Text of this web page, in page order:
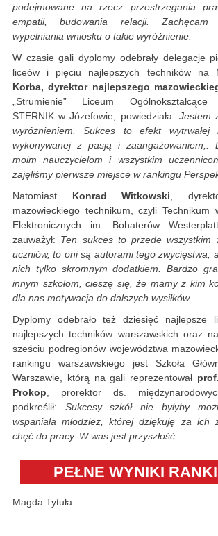
podejmowane na rzecz przestrzegania
empatii, budowania relacji. Zachęcam
wypełniania wniosku o takie wyróżnienie.
W czasie gali dyplomy odebrały delegacje
liceów i pięciu najlepszych techników na
Korba, dyrektor najlepszego
„Strumienie” Liceum Ogólnokształcące
STERNIK w Józefowie, powiedziała: Jestem
wyróżnieniem. Sukces to efekt
wykonywanej z pasją i zaangażowaniem,.
moim nauczycielom i wszystkim
zajęliśmy pierwsze miejsce w rankingu
Natomiast Konrad Witkowski ,
mazowieckiego technikum, czyli Technikum
Elektronicznych im. Bohaterów
zauważył: Ten sukces to przede wszystkim
uczniów, to oni są autorami tego zwycięstwa,
nich tylko skromnym dodatkiem. Bardzo
innym szkołom, cieszę się, że mamy z kim
dla nas motywacja do dalszych wysiłków.
Dyplomy odebrało też dziesięć najlepsze
najlepszych techników warszawskich oraz
sześciu podregionów województwa
rankingu warszawskiego jest Szkoła
Warszawie, którą na gali reprezentował
Prokop , prorektor ds.
podkreślił: Sukcesy szkół nie byłyby
wspaniała młodzież, której dziękuję za ich
chęć do pracy. W was jest przyszłość.
PEŁNE WYNIKI
Magda Tytuła